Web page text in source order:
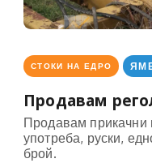
СТОКИ НА ЕДРО
Продавам
Продавам прикачни
употреба, руски,
брой.